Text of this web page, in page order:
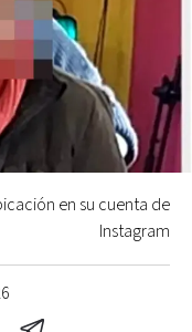
en su cuenta de
Instagram